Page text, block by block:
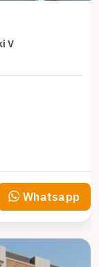
V
Whatsapp